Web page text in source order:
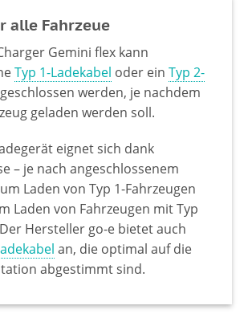
alle Fahrzeue
Gemini flex kann
Typ 1-Ladekabel oder ein Typ 2-
werden, je nachdem
geladen werden soll.
eignet sich dank
– je nach angeschlossenem
Laden von Typ 1-Fahrzeugen
Laden von Fahrzeugen mit Typ
Hersteller go-e bietet auch
an, die optimal auf die
abgestimmt sind.